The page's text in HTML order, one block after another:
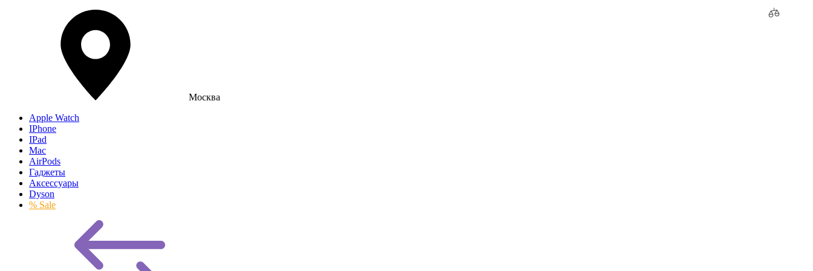
Москва
Apple Watch
IPhone
IPad
Mac
AirPods
Гаджеты
Аксессуары
Dyson
% Sale